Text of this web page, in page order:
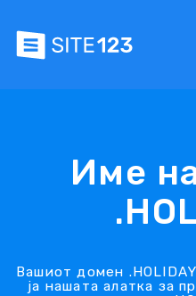
Име
Вашиот домен
ја нашата алатка за